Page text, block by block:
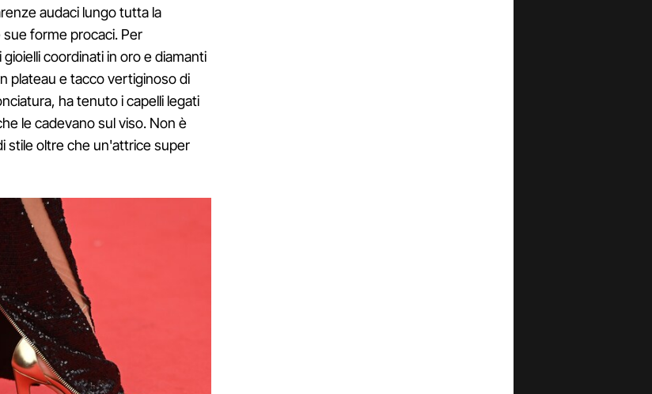
audaci lungo tutta la
forme procaci. Per
coordinati in oro e diamanti
plateau e tacco vertiginoso di
ha tenuto i capelli legati
le cadevano sul viso. Non è
stile oltre che un'attrice super